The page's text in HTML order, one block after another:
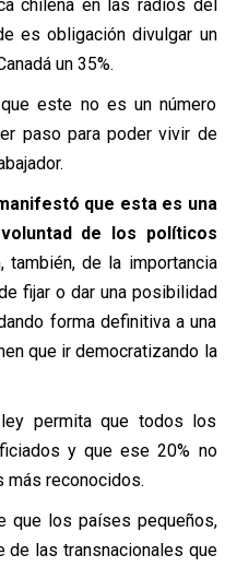
chilena en las radios del
es obligación divulgar un
un 35%.
este no es un número
paso para poder vivir de
que esta es una
de los políticos
también, de la importancia
fijar o dar una posibilidad
forma definitiva a una
que ir democratizando la
permita que todos los
y que ese 20% no
más reconocidos.
que los países pequeños,
de las transnacionales que